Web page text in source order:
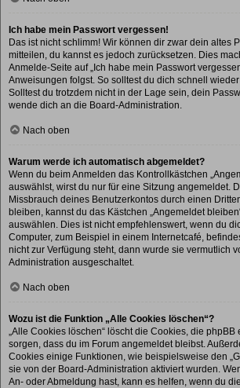
Ich habe mein Passwort vergessen!
Das ist nicht schlimm! Wir können dir zwar dein altes
mitteilen, du kannst es jedoch zurücksetzen. Dies
Anmelde-Seite auf „Ich habe mein Passwort
Anweisungen folgst. So solltest du dich schnell
Solltest du trotzdem nicht in der Lage sein, dein
wende dich an die Board-Administration.
Nach oben
Warum werde ich automatisch abgemeldet?
Wenn du beim Anmelden das Kontrollkästchen
auswählst, wirst du nur für eine Sitzung angemeldet.
Missbrauch deines Benutzerkontos durch einen
bleiben, kannst du das Kästchen „Angemeldet
auswählen. Dies ist nicht empfehlenswert, wenn du
Computer, zum Beispiel in einem Internetcafé,
nicht zur Verfügung steht, dann wurde sie vermutlich
Administration ausgeschaltet.
Nach oben
Wozu ist die Funktion „Alle Cookies löschen“?
„Alle Cookies löschen“ löscht die Cookies, die phpBB
sorgen, dass du im Forum angemeldet bleibst.
Cookies einige Funktionen, wie beispielsweise den
sie von der Board-Administration aktiviert wurden.
An- oder Abmeldung hast, kann es helfen, wenn du